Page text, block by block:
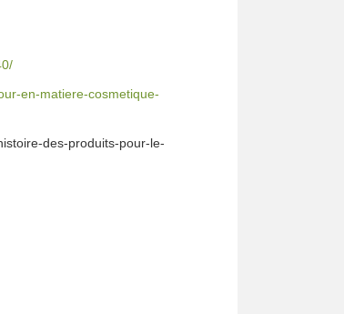
en-matiere-cosmetique-
des-produits-pour-le-